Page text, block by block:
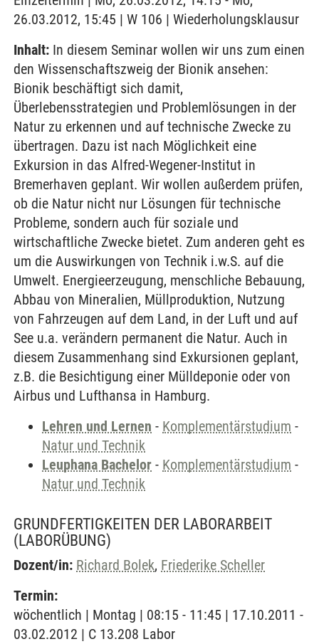
26.03.2012, 15:45 | W 106 | Wiederholungsklausur
Inhalt: In diesem Seminar wollen wir uns zum einen
den Wissenschaftszweig der Bionik ansehen:
Bionik beschäftigt sich damit,
Überlebensstrategien und Problemlösungen in der
Natur zu erkennen und auf technische Zwecke zu
übertragen. Dazu ist nach Möglichkeit eine
Exkursion in das Alfred-Wegener-Institut in
Bremerhaven geplant. Wir wollen außerdem prüfen,
ob die Natur nicht nur Lösungen für technische
Probleme, sondern auch für soziale und
wirtschaftliche Zwecke bietet. Zum anderen geht es
um die Auswirkungen von Technik i.w.S. auf die
Umwelt. Energieerzeugung, menschliche Bebauung,
Abbau von Mineralien, Müllproduktion, Nutzung
von Fahrzeugen auf dem Land, in der Luft und auf
See u.a. verändern permanent die Natur. Auch in
diesem Zusammenhang sind Exkursionen geplant,
z.B. die Besichtigung einer Mülldeponie oder von
Airbus und Lufthansa in Hamburg.
Lehren und Lernen - Komplementärstudium -
Natur und Technik
Leuphana Bachelor - Komplementärstudium -
Natur und Technik
GRUNDFERTIGKEITEN DER LABORARBEIT
(LABORÜBUNG)
Dozent/in: Richard Bolek, Friederike Scheller
Termin:
wöchentlich | Montag | 08:15 - 11:45 | 17.10.2011 -
03.02.2012 | C 13.208 Labor